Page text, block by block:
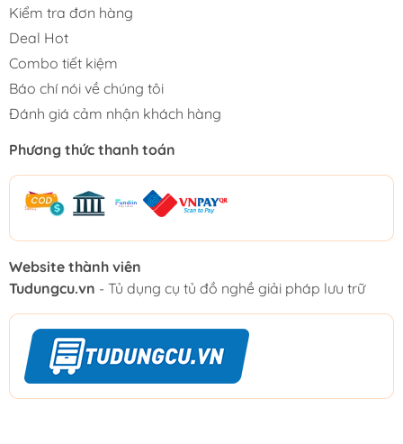
Kiểm tra đơn hàng
Deal Hot
Combo tiết kiệm
Báo chí nói về chúng tôi
Đánh giá cảm nhận khách hàng
Phương thức thanh toán
Website thành viên
Tudungcu.vn - Tủ dụng cụ tủ đồ nghề giải pháp lưu trữ